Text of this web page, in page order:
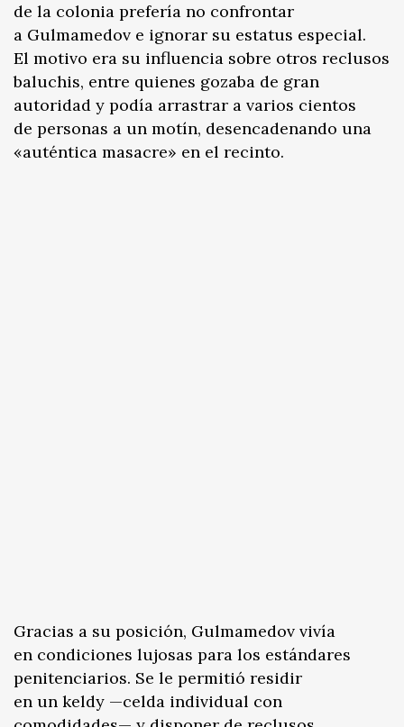
de la colonia prefería no confrontar
a Gulmamedov e ignorar su estatus especial.
El motivo era su influencia sobre otros reclusos
baluchis, entre quienes gozaba de gran
autoridad y podía arrastrar a varios cientos
de personas a un motín, desencadenando una
«auténtica masacre» en el recinto.
Gracias a su posición, Gulmamedov vivía
en condiciones lujosas para los estándares
penitenciarios. Se le permitió residir
en un keldy —celda individual con